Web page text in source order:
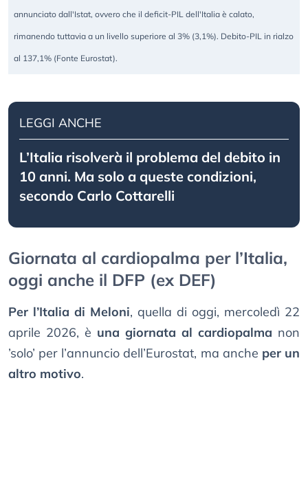
annunciato dall'Istat, ovvero che il deficit-PIL dell'Italia è calato,
rimanendo tuttavia a un livello superiore al 3% (3,1%). Debito-PIL in rialzo
al 137,1% (Fonte Eurostat).
LEGGI ANCHE
L’Italia risolverà il problema del debito in
10 anni. Ma solo a queste condizioni,
secondo Carlo Cottarelli
Giornata al cardiopalma per l’Italia,
oggi anche il DFP (ex DEF)
Per l’Italia di Meloni, quella di oggi, mercoledì 22
aprile 2026, è una giornata al cardiopalma non
’solo’ per l’annuncio dell’Eurostat, ma anche per un
altro motivo.